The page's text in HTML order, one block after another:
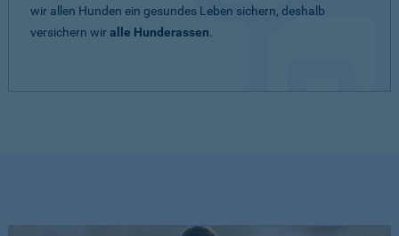
wir allen Hunden ein gesundes Leben sichern, deshalb
versichern wiralle Hunderassen.